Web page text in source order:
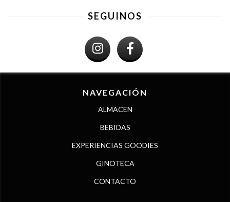
SEGUINOS
NAVEGACIÓN
ALMACEN
BEBIDAS
EXPERIENCIAS GOODIES
GINOTECA
CONTACTO